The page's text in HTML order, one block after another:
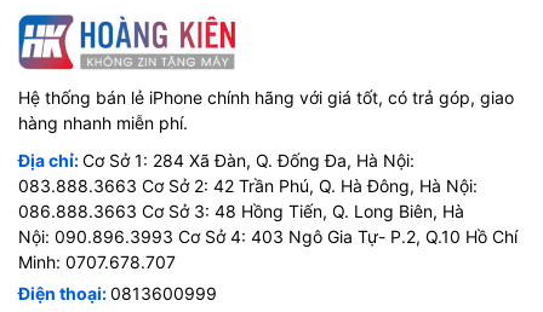
Hệ thống bán lẻ iPhone chính hãng với giá tốt, có trả góp, giao
hàng nhanh miễn phí.
Địa chỉ:Cơ Sở 1: 284 Xã Đàn, Q. Đống Đa, Hà Nội:
083.888.3663 Cơ Sở 2: 42 Trần Phú, Q. Hà Đông, Hà Nội:
086.888.3663 Cơ Sở 3: 48 Hồng Tiến, Q. Long Biên, Hà
Nội: 090.896.3993 Cơ Sở 4: 403 Ngô Gia Tự- P.2, Q.10 Hồ Chí
Minh: 0707.678.707
Điện thoại:0813600999